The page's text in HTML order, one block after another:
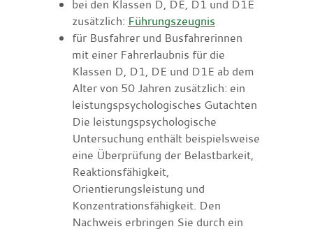
bei den Klassen D, DE, D1 und D1E
zusätzlich: Führungszeugnis
für Busfahrer und Busfahrerinnen
mit einer Fahrerlaubnis für die
Klassen D, D1, DE und D1E ab dem
Alter von 50 Jahren zusätzlich: ein
leistungspsychologisches Gutachten
Die leistungspsychologische
Untersuchung enthält beispielsweise
eine Überprüfung der Belastbarkeit,
Reaktionsfähigkeit,
Orientierungsleistung und
Konzentrationsfähigkeit. Den
Nachweis erbringen Sie durch ein